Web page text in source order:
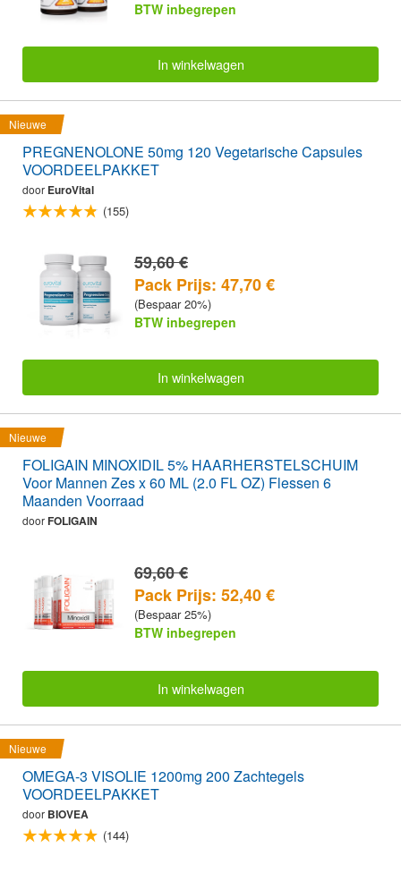
BTW inbegrepen
In winkelwagen
Nieuwe
PREGNENOLONE 50mg 120 Vegetarische Capsules
VOORDEELPAKKET
door EuroVital
(155)
59,60 €
Pack Prijs: 47,70 €
(Bespaar 20%)
BTW inbegrepen
In winkelwagen
Nieuwe
FOLIGAIN MINOXIDIL 5% HAARHERSTELSCHUIM
Voor Mannen Zes x 60 ML (2.0 FL OZ) Flessen 6
Maanden Voorraad
doorFOLIGAIN
69,60 €
Pack Prijs: 52,40 €
(Bespaar 25%)
BTW inbegrepen
In winkelwagen
Nieuwe
OMEGA-3 VISOLIE 1200mg 200 Zachtegels
VOORDEELPAKKET
door BIOVEA
(144)